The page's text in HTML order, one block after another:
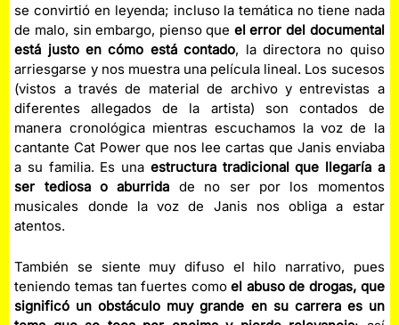
se convirtió en leyenda; incluso la temática no tiene nada
de malo, sin embargo, pienso que el error del documental
está justo en cómo está contado, la directora no quiso
arriesgarse y nos muestra una película lineal. Los sucesos
(vistos a través de material de archivo y entrevistas a
diferentes allegados de la artista) son contados de
manera cronológica mientras escuchamos la voz de la
cantante Cat Power que nos lee cartas que Janis enviaba
a su familia. Es una estructura tradicional que llegaría a
ser tediosa o aburrida de no ser por los momentos
musicales donde la voz de Janis nos obliga a estar
atentos.
También se siente muy difuso el hilo narrativo, pues
teniendo temas tan fuertes comoel abuso de drogas, que
significó un obstáculo muy grande en su carrera es un